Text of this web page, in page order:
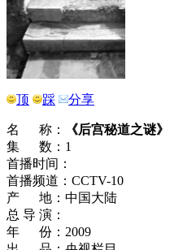
顶 踩 分享
名 称：
《后宫秘道之谜》
集 数：1
首播时间：
首播频道：CCTV-10
产 地：中国大陆
总 导 演：
年 份：2009